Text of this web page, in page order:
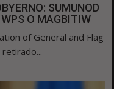
SUMUNOD
O MAGBITIW
of General and Flag